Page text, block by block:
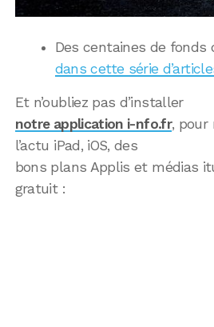
Des centaines de fonds
dans cette série
Et n’oubliez pas d’installer
notre application i-nfo.fr, pour
l’actu iPad, iOS, des
bons plans Applis et médias
gratuit :